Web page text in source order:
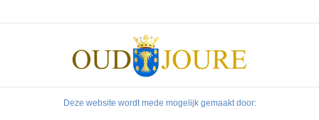
Deze website wordt mede mogelijk gemaakt door: